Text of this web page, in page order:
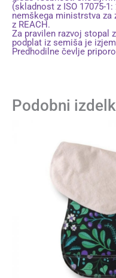
(skladnost z ISO 17075-
nemškega ministrstva za
z REACH.
Za pravilen razvoj stopal
podplat iz semiša je
Predhodilne čevlje
Podobni